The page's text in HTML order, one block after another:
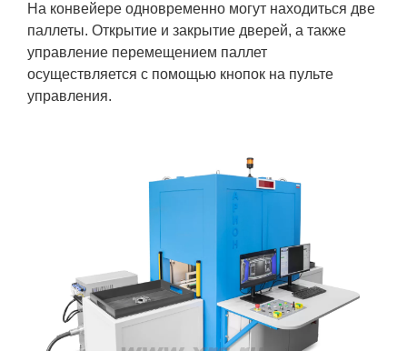
На конвейере одновременно могут находиться две
паллеты. Открытие и закрытие дверей, а также
управление перемещением паллет
осуществляется с помощью кнопок на пульте
управления.